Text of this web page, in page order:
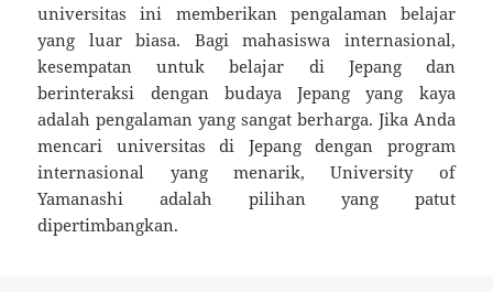
universitas ini memberikan pengalaman belajar
yang luar biasa. Bagi mahasiswa internasional,
kesempatan untuk belajar di Jepang dan
berinteraksi dengan budaya Jepang yang kaya
adalah pengalaman yang sangat berharga. Jika Anda
mencari universitas di Jepang dengan program
internasional yang menarik, University of
Yamanashi adalah pilihan yang patut
dipertimbangkan.